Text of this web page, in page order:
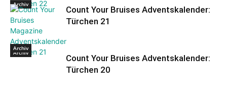
Archiv
Archiv
Count Your Bruises Adventskalender:
Türchen 21
Archiv
Count Your Bruises Adventskalender:
Türchen 20